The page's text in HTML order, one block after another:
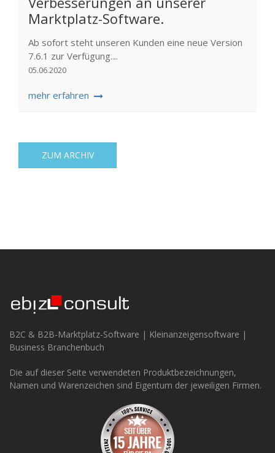
Marktplatz-Software.
Ab sofort steht unseren Kunden eine neue Version
7.6.1 zur Verfügung....
05.06.2020
mehr erfahren
ZUM ARCHIV
B2C & B2B-Marktplatz-Software | Kleinanzeigensoftware |
Business Branchenbuch
Die auf dieser Seite verwendeten Produktbezeichnungen,
Namen und Warenzeichen sind Eigentum der jeweiligen Firmen.